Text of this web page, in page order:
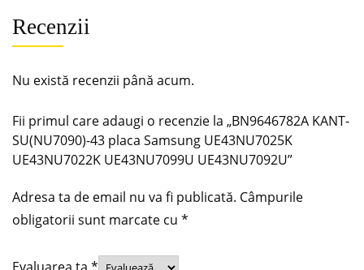
Recenzii
Nu există recenzii până acum.
Fii primul care adaugi o recenzie la „BN9646782A KANT-
SU(NU7090)-43 placa Samsung UE43NU7025K
UE43NU7022K UE43NU7099U UE43NU7092U”
Adresa ta de email nu va fi publicată. Câmpurile
obligatorii sunt marcate cu *